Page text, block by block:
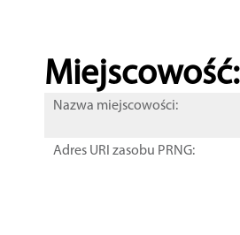
Miejscowość:
Nazwa miejscowości:
Adres URI zasobu PRNG: